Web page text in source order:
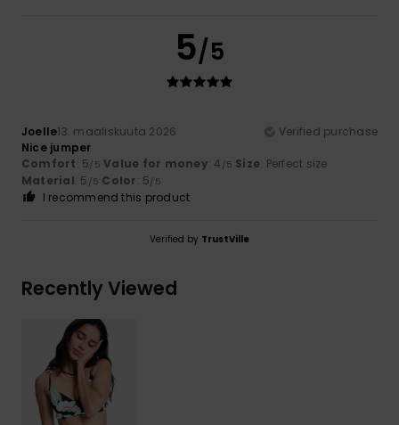
5/5
Joelle13. maaliskuuta 2026
Verified purchase
Nice jumper
Comfort: 5/5 Value for money: 4 /5 Size: Perfect size
Material: 5 /5 Color: 5/5
I recommend this product
Verified by TrustVille
Recently Viewed